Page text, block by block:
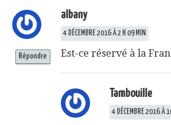
albany
4 DÉCEMBRE 2016 À 2 H 09 MIN
Est-ce réservé à la
Répondre
Tambouille
4 DÉCEMBRE 2016 À